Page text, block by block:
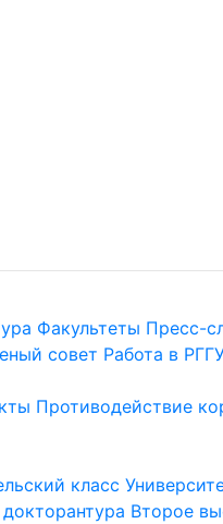
Факультеты Пресс-
совет Работа в
Противодействие
класс
Второе